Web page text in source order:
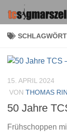
Zum Inhalt
15. APRIL 2024
VON THOMAS
50 Jahre
Frühschoppen